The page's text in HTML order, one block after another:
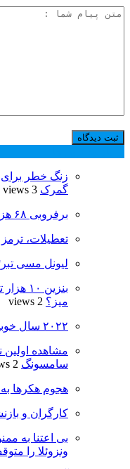
زنگ خطر برای
گمرک 3 views
برفروبی ۶۸ هزار کیلومتر از جاده‌های کشور
تعطیلات،
لیونل مسی
بنزین
میز؟ 2 views
۲۰۲۲ سال خوبی برای فولاد نبود
سامسونگ 2 views
هجوم هکرها
کارگران و
بی اعتنا به
ونزوئلا را